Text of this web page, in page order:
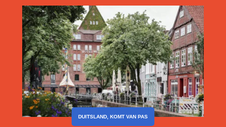
DUITSLAND, KOMT VAN PAS